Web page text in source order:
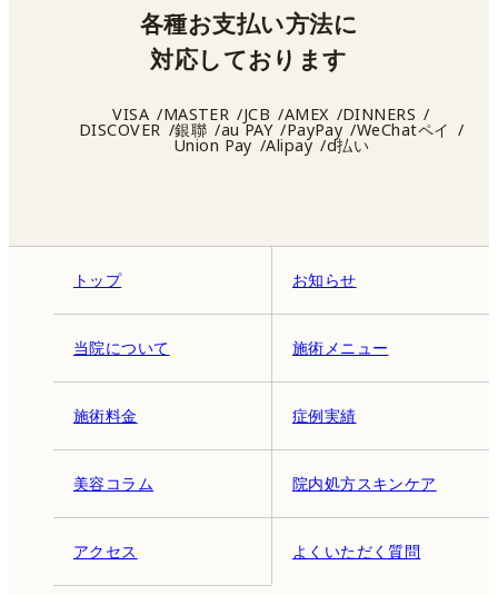
トップ お知らせ
当院について 施術メニュー
施術料金 症例実績
美容コラム 院内処方スキンケア
アクセス よくいただく質問
各種お支払い方法に
対応しております
VISA MASTER JCB AMEX DINNERS
DISCOVER 銀聯 au PAY PayPay WeChatペイ
Union Pay Alipay d払い